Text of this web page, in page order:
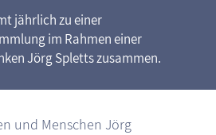
jährlich zu einer
im Rahmen einer
Jörg Spletts zusammen.
und Menschen Jörg